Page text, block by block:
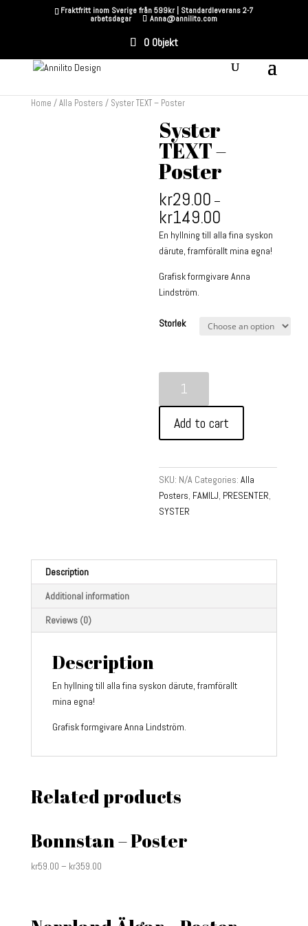
Fraktfritt inom Sverige från 599kr | Standardleverans 2-7
arbetsdagar Anna@annilito.com
0 Objekt
Home /Alla Posters / Syster TEXT – Poster
Syster
TEXT –
Poster
kr29.00 –
kr149.00
En hyllning till alla fina syskon
därute, framförallt mina egna!
Grafisk formgivare Anna
Lindström.
Storlek
-
Poster
quantity
Add to cart
SKU: N/A Categories:Alla
Posters, FAMILJ, PRESENTER,
SYSTER
Description
Additional information
Reviews (0)
Description
En hyllning till alla fina syskon därute, framförallt
mina egna!
Grafisk formgivare Anna Lindström.
Related products
Bonnstan – Poster
kr59.00 – kr359.00